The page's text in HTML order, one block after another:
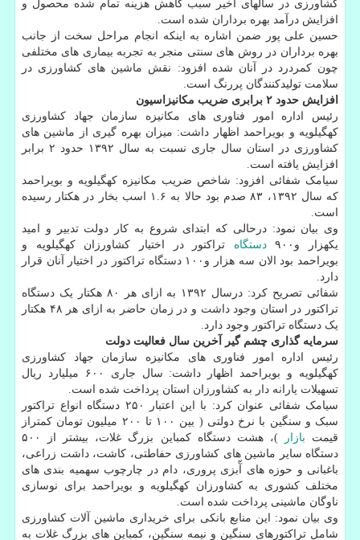
کشاورزی در سالهای اخیر سبب کاهش هزینه تمام شده محصول و
افزایش درآمد بهره برداران شده است.
حسین علی پور ضمن اشاره به اینکه انجام مراحل سخت از جانب
بهره برداران در روش های سنتی منجر به تجربه بیماری های مختلفی
چون کمردرد در آنان شده افزود: نقش ماشین های کشاورزی در
سلامت تولیدکنندگان پررنگ است.
افزایش حدود ۲ برابری ضریب مکانیزاسیون
رئیس اداره امور فناوری های مکانیزه سازمان جهاد کشاورزی
کهگیلویه و بویراحمد اظهار داشت: میزان بهره گیری از ماشین های
کشاورزی در استان سال جاری نسبت به سال ۱۳۹۲ حدود ۲ برابر
افزایش یافته است.
سیامک شفائی افزود: شاخص ضریب مکانیزه کهگیلویه و بویراحمد
که سال ۱۳۹۲، ۸۳ صدم بود حالا به ۱.۶ اسب بخار در هکتار رسیده
است.
وی بیان نمود: درحالی که ابتدای شروع به کار دولت تدبیر و امید
یکهزار و۹۰۰
دستگاه تراکتور در اختیار کشاورزان کهگیلویه و
بویراحمد بود الان سه هزار و۱۰۰ دستگاه تراکتور در اختیار آنان قرار
دارد.
شفائی تصریح کرد: درسال ۱۳۹۲ به ازای هر ۸۰ هکتار یک دستگاه
تراکتور در استان وجود داشت و در زمان حاضر به ازای هر ۴۸ هکتار
یک دستگاه تراکتور وجود دارد.
سرمایه گذاری چشم گیر آخرین سال فعالیت دولت
رئیس اداره امور فناوری های مکانیزه سازمان جهاد کشاورزی
کهگیلویه و بویراحمد اظهار داشت: سال جاری ۶۰۰ میلیارد ریال
تسهیلات یارانه دار به کشاورزان استان پرداخت شده است.
سیامک شفائی عنوان کرد: با این اعتبار ۲۵۰ دستگاه انواع تراکتور
سبک و سنگین با نرخ دولتی ( بین ۱۰۰ تا ۲۰۰ میلیون تومان کمتراز
قیمت بازار
)، هشت دستگاه کمباین بزرگ غلات، بیشتر از ۵۰۰
دستگاه سایر ماشین های کشاورزی حفاطتی، کاشت، داشت زراعی،
باغبانی و حوزه های آّبزی پروری، دام در چارچوب سهمیه بندی های
مختلف کشوری به کشاورزان کهگیلویه و بویراحمد برای نوسازی
ناوگان ماشینی پرداخت شده است.
وی بیان نمود: این منابع بانکی برای خریداری ماشین آلات کشاورزی
شامل تراکتورهای سنگین و نیمه سنگین، کمباین های بزرگ غلات به